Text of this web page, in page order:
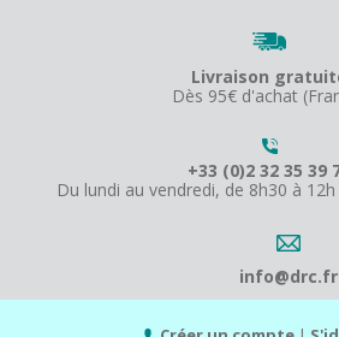
Livraison
Dès 95€ d'achat
+33 (0)2 32 35 39
Du lundi au vendredi, de 8h30 à
info@drc.fr